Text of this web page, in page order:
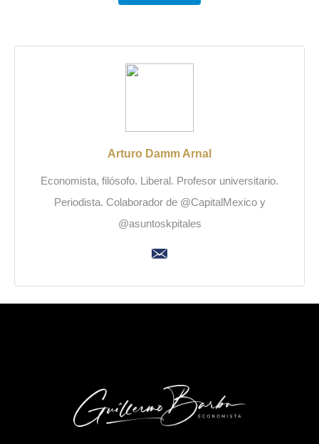
Arturo Damm Arnal
Economista, filósofo. Liberal. Profesor universitario.
Periodista. Colaborador de @CapitalMexico y
@asuntoskpitales